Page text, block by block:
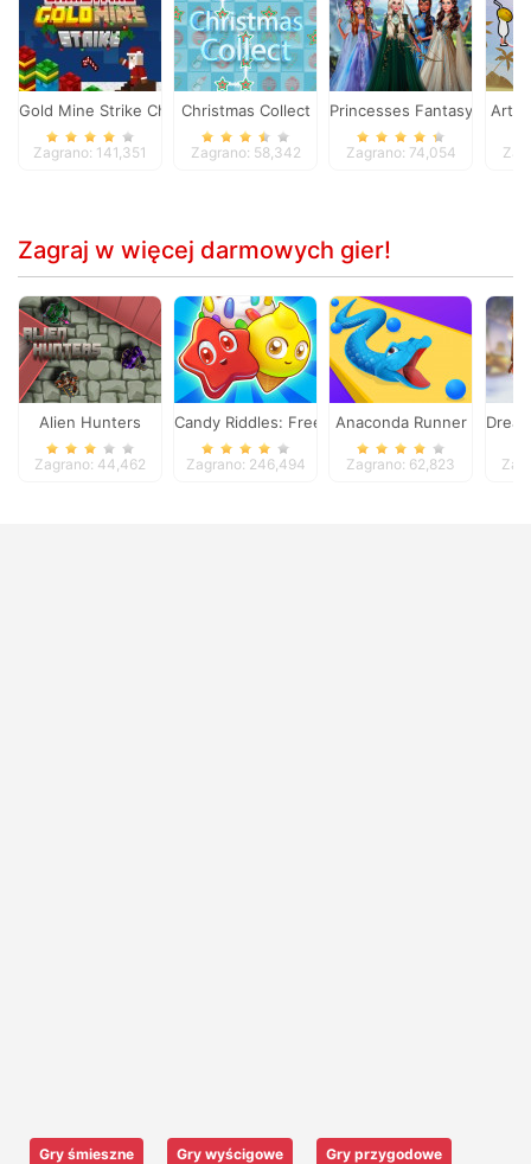
Gold Mine Strike Christmas
Zagrano: 141,351
Christmas Collect
Zagrano: 58,342
Princesses Fantasy
Zagrano: 74,054
Art
Zagraj w więcej darmowych gier!
Alien Hunters
Zagrano: 44,462
Candy Riddles: Free Match 3 Puzzle
Zagrano: 246,494
Anaconda Runner
Zagrano: 62,823
Gry śmieszne Gry wyścigowe Gry przygodowe